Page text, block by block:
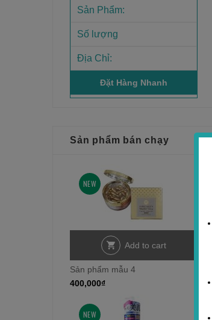
Sản phẩm bán chạy
NEW
Add to cart
Sản phẩm mẫu 4
400,000₫
NEW